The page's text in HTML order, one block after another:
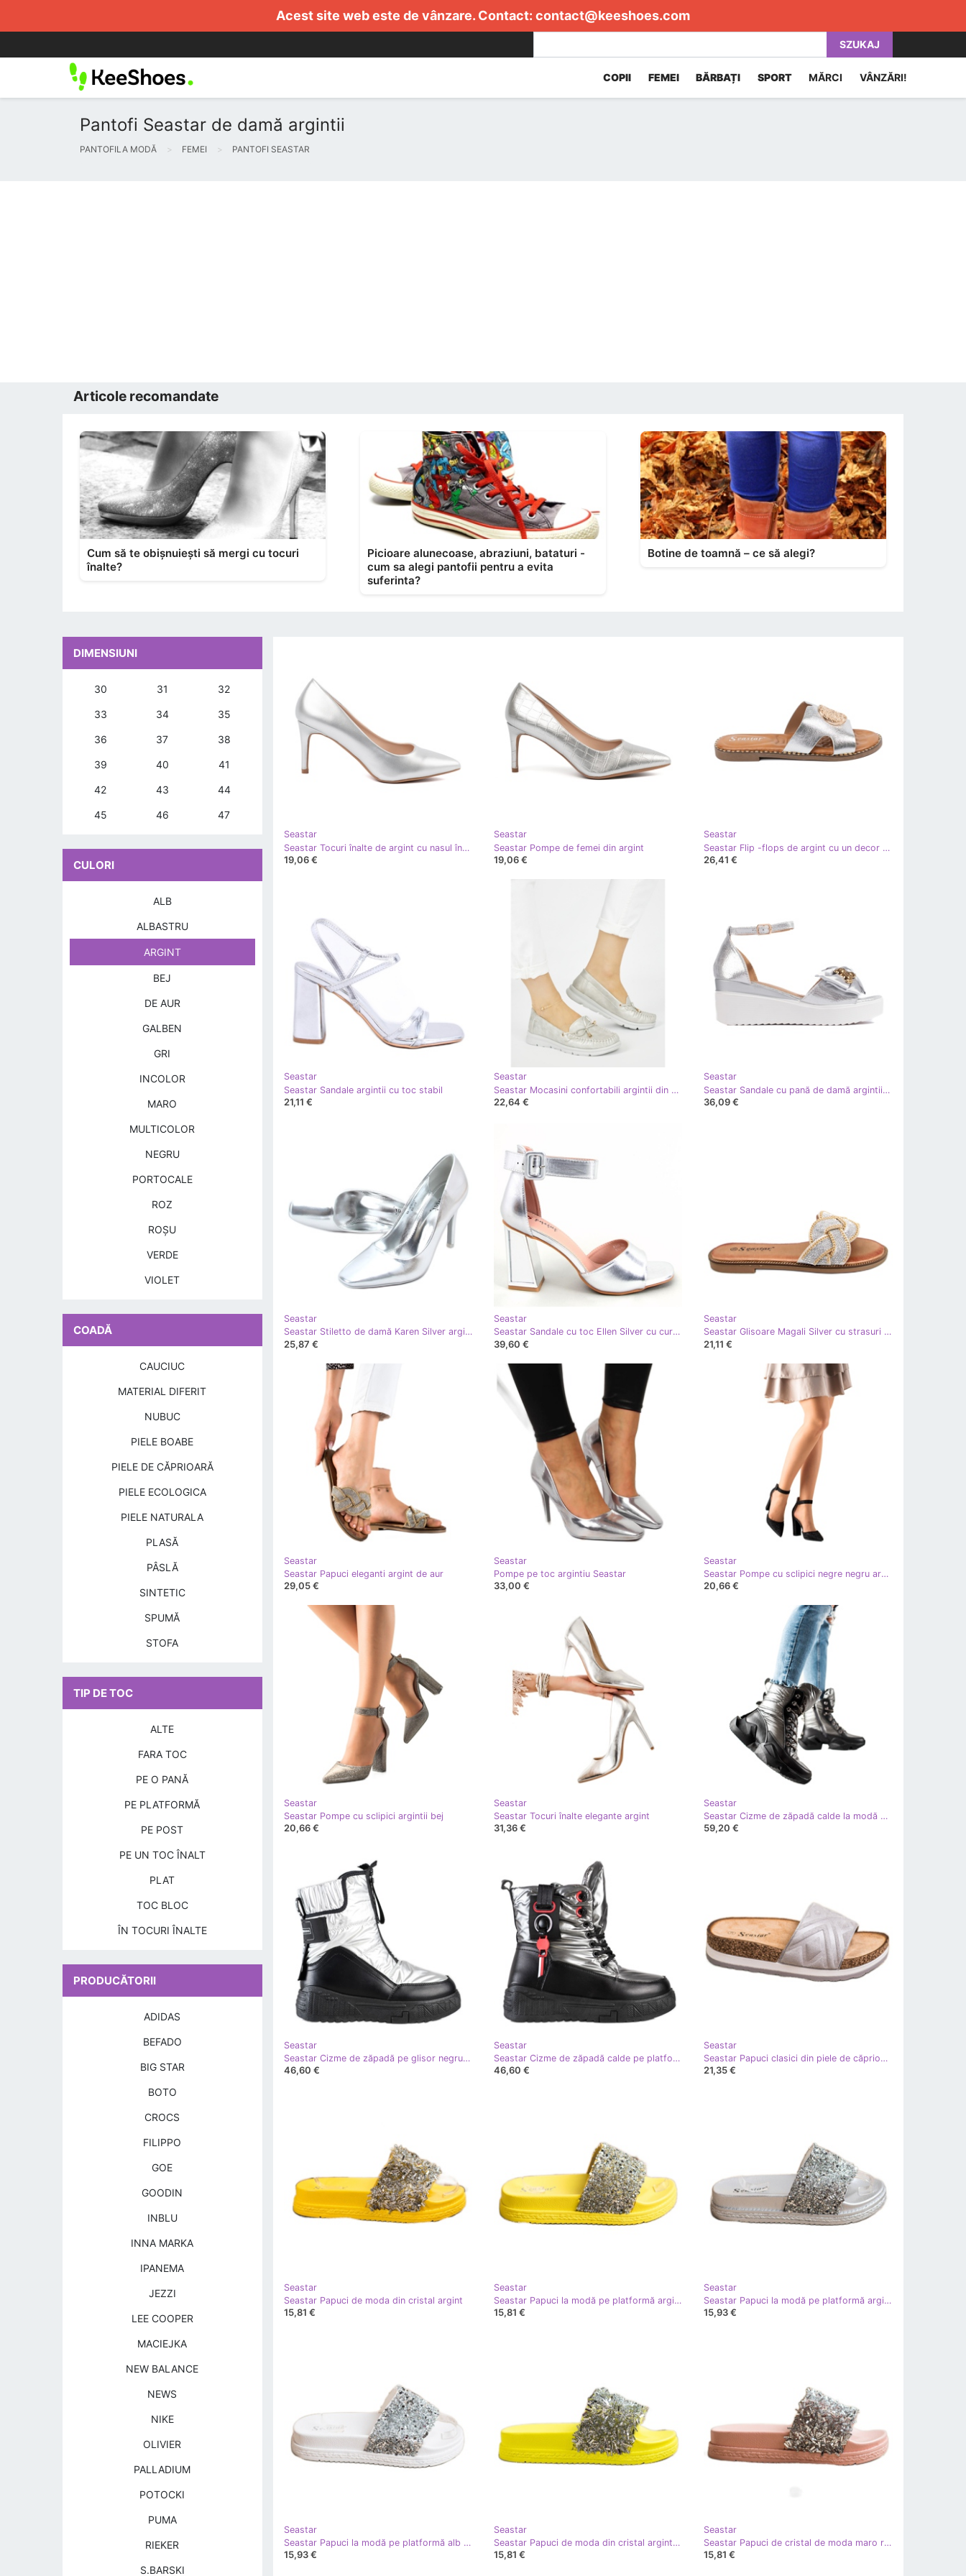
Acest site web este de vânzare. Contact: contact@keeshoes.com
SZUKAJ
COPII FEMEI BĂRBAȚI SPORT MĂRCI VÂNZĂRI!
Pantofi Seastar de damă argintii
PANTOFILA MODĂ FEMEI PANTOFI SEASTAR
Articole recomandate
Cum să te obișnuiești să mergi cu tocuri
înalte?
Picioare alunecoase, abraziuni, bataturi -
cum sa alegi pantofii pentru a evita
suferinta?
Botine de toamnă – ce să alegi?
Seastar
Seastar Tocuri înalte de argint cu nasul într -un spitz
19,06 €
Seastar
Seastar Pompe de femei din argint
19,06 €
Seastar
Seastar Flip -flops de argint cu un decor de aur
26,41 €
Seastar
Seastar Sandale argintii cu toc stabil
21,11 €
Seastar
Seastar Mocasini confortabili argintii din piele ecologica
22,64 €
Seastar
Seastar Sandale cu pană de damă argintii cu fundă
36,09 €
Seastar
Seastar Stiletto de damă Karen Silver argint
25,87 €
Seastar
Seastar Sandale cu toc Ellen Silver cu curea argint
39,60 €
Seastar
Seastar Glisoare Magali Silver cu strasuri argint
21,11 €
Seastar
Seastar Papuci eleganti argint de aur
29,05 €
Seastar
Pompe pe toc argintiu Seastar
33,00 €
Seastar
Seastar Pompe cu sclipici negre negru argint
20,66 €
Seastar
Seastar Pompe cu sclipici argintii bej
20,66 €
Seastar
Seastar Tocuri înalte elegante argint
31,36 €
Seastar
Seastar Cizme de zăpadă calde la modă argint gri
59,20 €
Seastar
Seastar Cizme de zăpadă pe glisor negru argint
46,60 €
Seastar
Seastar Cizme de zăpadă calde pe platformă negru argint gri
46,60 €
Seastar
Seastar Papuci clasici din piele de căprioară argint
21,35 €
Seastar
Seastar Papuci de moda din cristal argint
15,81 €
Seastar
Seastar Papuci la modă pe platformă argint galben
15,81 €
Seastar
Seastar Papuci la modă pe platformă argint
15,93 €
Seastar
Seastar Papuci la modă pe platformă alb argint
15,93 €
Seastar
Seastar Papuci de moda din cristal argint galben
15,81 €
Seastar
Seastar Papuci de cristal de moda maro roz argint
15,81 €
DIMENSIUNI
30 31 32
33 34 35
36 37 38
39 40 41
42 43 44
45 46 47
CULORI
ALB
ALBASTRU
ARGINT
BEJ
DE AUR
GALBEN
GRI
INCOLOR
MARO
MULTICOLOR
NEGRU
PORTOCALE
ROZ
ROŞU
VERDE
VIOLET
COADĂ
CAUCIUC
MATERIAL DIFERIT
NUBUC
PIELE BOABE
PIELE DE CĂPRIOARĂ
PIELE ECOLOGICA
PIELE NATURALA
PLASĂ
PÂSLĂ
SINTETIC
SPUMĂ
STOFA
TIP DE TOC
ALTE
FARA TOC
PE O PANĂ
PE PLATFORMĂ
PE POST
PE UN TOC ÎNALT
PLAT
TOC BLOC
ÎN TOCURI ÎNALTE
PRODUCĂTORII
ADIDAS
BEFADO
BIG STAR
BOTO
CROCS
FILIPPO
GOE
GOODIN
INBLU
INNA MARKA
IPANEMA
JEZZI
LEE COOPER
MACIEJKA
NEW BALANCE
NEWS
NIKE
OLIVIER
PALLADIUM
POTOCKI
PUMA
RIEKER
S.BARSKI